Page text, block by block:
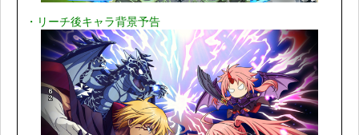
・リーチ後キャラ背景予告